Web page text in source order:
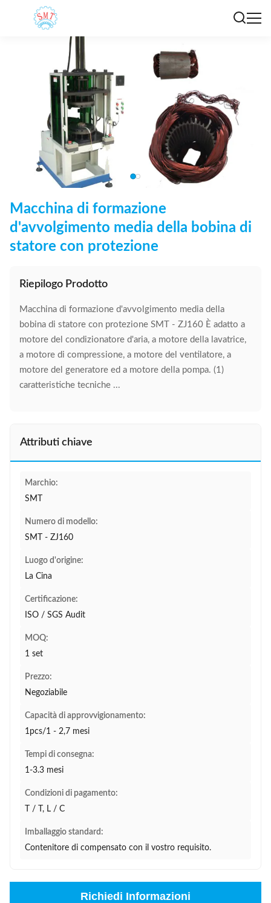
Macchina di formazione
d'avvolgimento media della bobina di
statore con protezione
Riepilogo Prodotto
Macchina di formazione d'avvolgimento media della
bobina di statore con protezione SMT - ZJ160 È adatto a
motore del condizionatore d'aria, a motore della lavatrice,
a motore di compressione, a motore del ventilatore, a
motore del generatore ed a motore della pompa. (1)
caratteristiche tecniche ...
Attributi chiave
Marchio:
SMT
Numero di modello:
SMT - ZJ160
Luogo d'origine:
La Cina
Certificazione:
ISO / SGS Audit
MOQ:
1 set
Prezzo:
Negoziabile
Capacità di approvvigionamento:
1pcs/1 - 2,7 mesi
Tempi di consegna:
1-3.3 mesi
Condizioni di pagamento:
T / T, L / C
Imballaggio standard:
Contenitore di compensato con il vostro requisito.
Richiedi Informazioni